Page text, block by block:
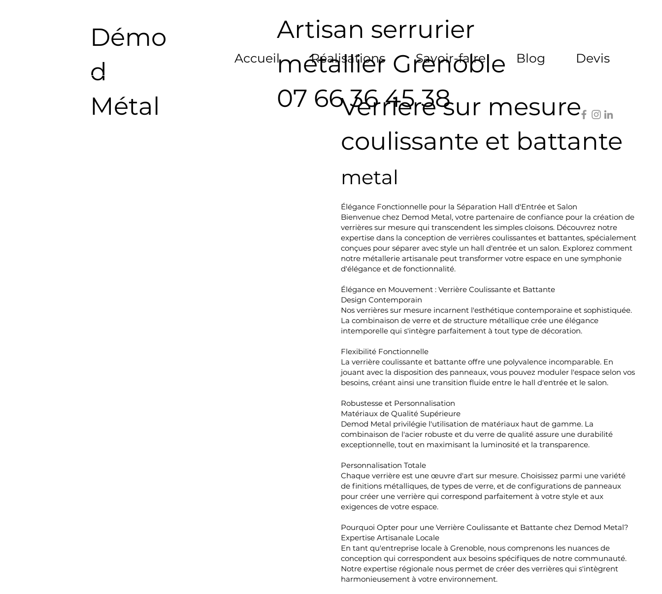
Accueil Réalisations Savoir-faire Blog Devis
Démo
d
Métal
Artisan serrurier
métallier Grenoble
07 66 36 45 38
Verriere sur mesure
coulissante et battante
metal
Élégance Fonctionnelle pour la Séparation Hall d'Entrée et Salon
Bienvenue chez Demod Metal, votre partenaire de confiance pour la création de
verrières sur mesure qui transcendent les simples cloisons. Découvrez notre
expertise dans la conception de verrières coulissantes et battantes, spécialement
conçues pour séparer avec style un hall d'entrée et un salon. Explorez comment
notre métallerie artisanale peut transformer votre espace en une symphonie
d'élégance et de fonctionnalité.
Élégance en Mouvement : Verrière Coulissante et Battante
Design Contemporain
Nos verrières sur mesure incarnent l'esthétique contemporaine et sophistiquée.
La combinaison de verre et de structure métallique crée une élégance
intemporelle qui s'intègre parfaitement à tout type de décoration.
Flexibilité Fonctionnelle
La verrière coulissante et battante offre une polyvalence incomparable. En
jouant avec la disposition des panneaux, vous pouvez moduler l'espace selon vos
besoins, créant ainsi une transition fluide entre le hall d'entrée et le salon.
Robustesse et Personnalisation
Matériaux de Qualité Supérieure
Demod Metal privilégie l'utilisation de matériaux haut de gamme. La
combinaison de l'acier robuste et du verre de qualité assure une durabilité
exceptionnelle, tout en maximisant la luminosité et la transparence.
Personnalisation Totale
Chaque verrière est une œuvre d'art sur mesure. Choisissez parmi une variété
de finitions métalliques, de types de verre, et de configurations de panneaux
pour créer une verrière qui correspond parfaitement à votre style et aux
exigences de votre espace.
Pourquoi Opter pour une Verrière Coulissante et Battante chez Demod Metal?
Expertise Artisanale Locale
En tant qu'entreprise locale à Grenoble, nous comprenons les nuances de
conception qui correspondent aux besoins spécifiques de notre communauté.
Notre expertise régionale nous permet de créer des verrières qui s'intègrent
harmonieusement à votre environnement.